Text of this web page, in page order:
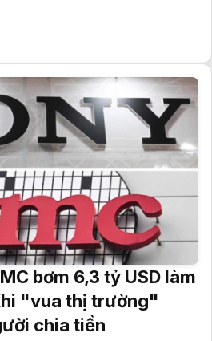
bơm 6,3 tỷ USD làm
"vua thị trường"
chia tiền